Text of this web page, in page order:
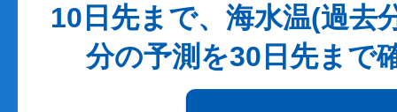
10日先まで、海水温(過去
分の予測を30日先まで